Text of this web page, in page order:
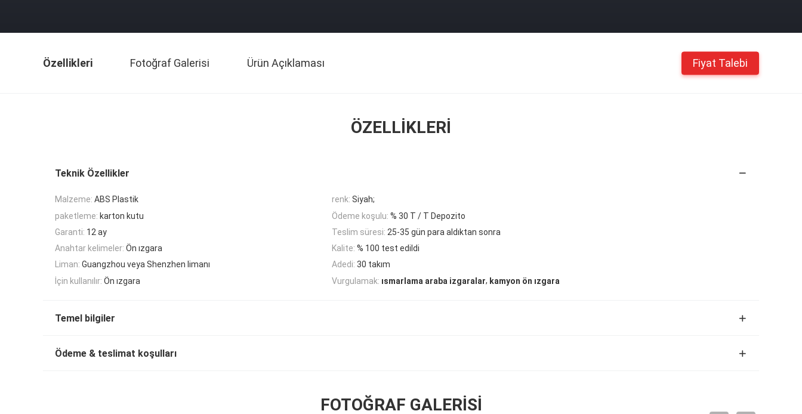
Özellikleri Fotoğraf Galerisi Ürün Açıklaması Fiyat Talebi
ÖZELLIKLERI
Teknik Özellikler
Malzeme: ABS Plastik renk: Siyah;
paketleme: karton kutu Ödeme koşulu: % 30 T / T Depozito
Garanti: 12 ay Teslim süresi: 25-35 gün para aldıktan sonra
Anahtar kelimeler: Ön ızgara Kalite: % 100 test edildi
Liman: Guangzhou veya Shenzhen limanı Adedi: 30 takım
İçin kullanılır: Ön ızgara Vurgulamak: ısmarlama araba izgaralar, kamyon ön ızgara
Temel bilgiler
Ödeme & teslimat koşulları
FOTOĞRAF GALERISI